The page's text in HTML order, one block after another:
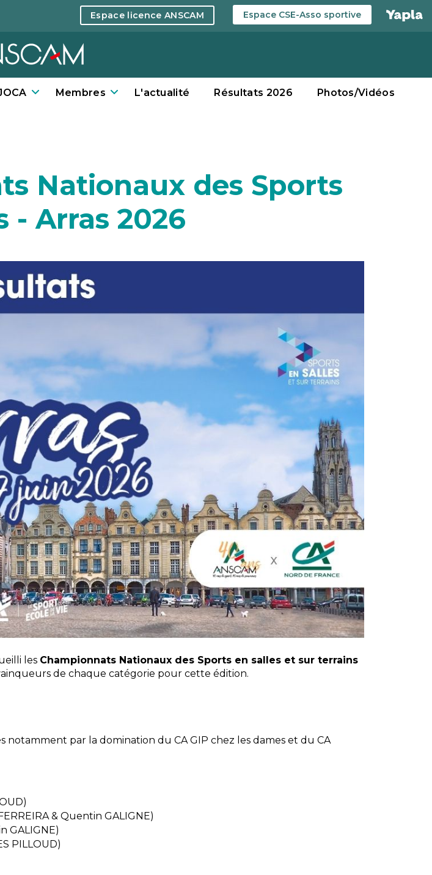
Espace licence ANSCAM Espace CSE-Asso sportive
Membres L'actualité Résultats 2026 Photos/Vidéos
Nationaux des Sports
- Arras 2026
les Championnats Nationaux des Sports en salles et sur terrains
de chaque catégorie pour cette édition.
par la domination du CA GIP chez les dames et du CA
& Quentin GALIGNE)
GALIGNE)
PILLOUD)